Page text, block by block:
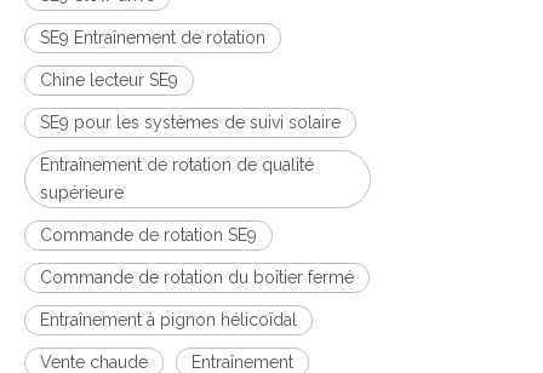
SE9 Entraînement de rotation
Chine lecteur SE9
SE9 pour les systèmes de suivi solaire
Entraînement de rotation de qualité
supérieure
Commande de rotation SE9
Commande de rotation du boîtier fermé
Entraînement à pignon hélicoïdal
Vente chaude Entraînement